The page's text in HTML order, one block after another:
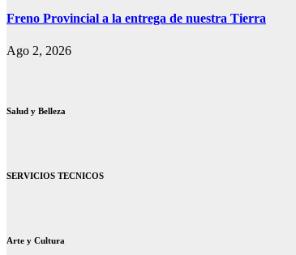
Freno Provincial a la entrega de nuestra Tierra
Ago 2, 2026
Salud y Belleza
SERVICIOS TECNICOS
Arte y Cultura